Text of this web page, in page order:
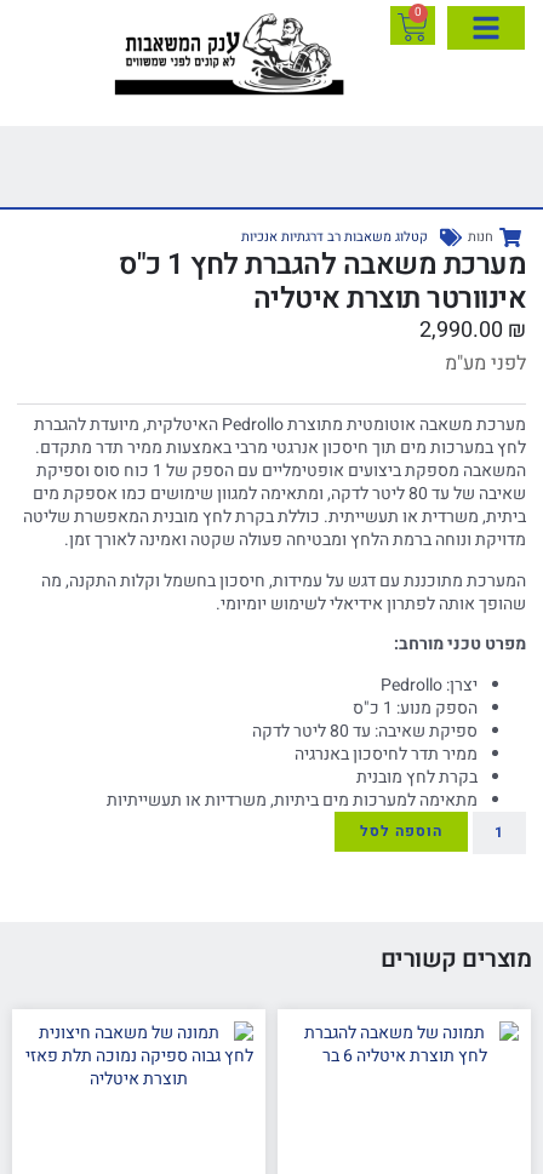
0
חנות קטלוג משאבות רב דרגתיות אנכיות
מערכת משאבה להגברת לחץ 1 כ"ס
אינוורטר תוצרת איטליה
2,990.00 ₪
לפני מע"מ
מערכת משאבה אוטומטית מתוצרת Pedrollo האיטלקית, מיועדת להגברת
לחץ במערכות מים תוך חיסכון אנרגטי מרבי באמצעות ממיר תדר מתקדם.
המשאבה מספקת ביצועים אופטימליים עם הספק של 1 כוח סוס וספיקת
שאיבה של עד 80 ליטר לדקה, ומתאימה למגוון שימושים כמו אספקת מים
ביתית, משרדית או תעשייתית. כוללת בקרת לחץ מובנית המאפשרת שליטה
מדויקת ונוחה ברמת הלחץ ומבטיחה פעולה שקטה ואמינה לאורך זמן.
המערכת מתוכננת עם דגש על עמידות, חיסכון בחשמל וקלות התקנה, מה
שהופך אותה לפתרון אידיאלי לשימוש יומיומי.
מפרט טכני מורחב:
יצרן: Pedrollo
הספק מנוע: 1 כ"ס
ספיקת שאיבה: עד 80 ליטר לדקה
ממיר תדר לחיסכון באנרגיה
בקרת לחץ מובנית
מתאימה למערכות מים ביתיות, משרדיות או תעשייתיות
הוספה לסל
מוצרים קשורים